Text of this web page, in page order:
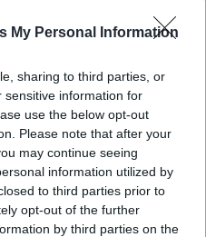
My Personal Information
sharing to third parties, or
sensitive information for
use the below opt-out
Please note that after your
may continue seeing
information utilized by
to third parties prior to
opt-out of the further
by third parties on the